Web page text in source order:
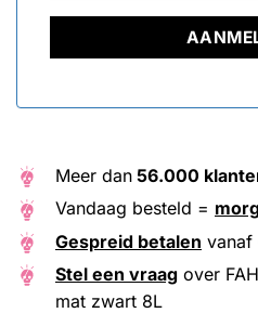
+31
Meer dan 56.000
Vandaag besteld =
Gespreid betalen vanaf
Stel een vraag over
mat zwart 8L